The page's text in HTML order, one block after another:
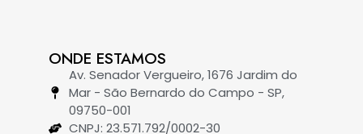
ONDE ESTAMOS
Av. Senador Vergueiro, 1676 Jardim do
Mar - São Bernardo do Campo - SP,
09750-001
CNPJ: 23.571.792/0002-30